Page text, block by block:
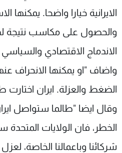
الايرانية خيارا واضحا. يمكنها
والحصول على مكاسب نتيجة
الاندماج الاقتصادي
واضاف "او يمكنها الانحراف
الضغط والعزلة. ايران اختارت
وقال ايضا "طالما ستواصل
الخطر، فان الولايات
شركائنا وباعمالنا الخاصة، لعزل